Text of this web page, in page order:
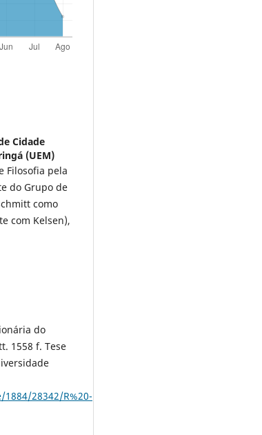
Cidade
(UEM)
Filosofia pela
do Grupo de
como
com Kelsen),
do
1558 f. Tese
28342/R%20-